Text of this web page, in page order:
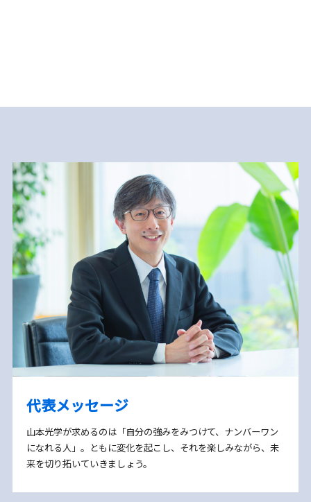
代表メッセージ
山本光学が求めるのは「自分の強みをみつけて、ナンバーワン
になれる人」。ともに変化を起こし、それを楽しみながら、未
来を切り拓いていきましょう。